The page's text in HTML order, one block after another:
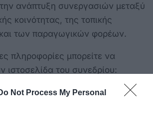
Not Process My Personal
την ανάπτυξη συνεργασιών μεταξύ
κοινότητας, της τοπικής
και των παραγωγικών φορέων.
πληροφορίες μπορείτε να
ιστοσελίδα του συνεδρίου: